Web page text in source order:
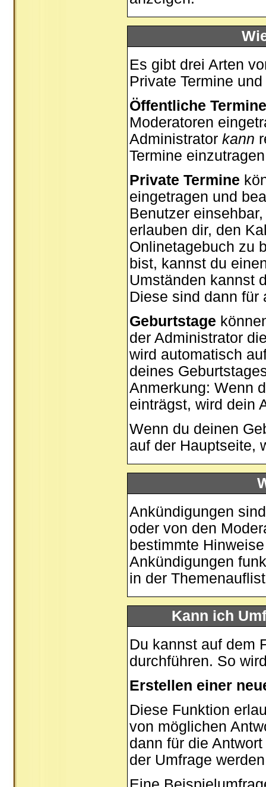
Es gibt drei Arten
Private Termine
Öffentliche Termine
Moderatoren
Administrator kann
Termine
Private Termine
eingetragen und
Benutzer
erlauben dir, den
Onlinetagebuch zu
bist, kannst du
Umständen kannst
Diese sind dann für
Geburtstage
der Administrator
wird automatisch
deines
Anmerkung: Wenn
einträgst, wird dein
Wenn du deinen
auf der Hauptseite,
Ankündigungen
oder von den
bestimmte
Ankündigungen
in der
Kann ich
Du kannst auf dem
durchführen. So
Erstellen einer
Diese Funktion
von möglichen
dann für die
der Umfrage